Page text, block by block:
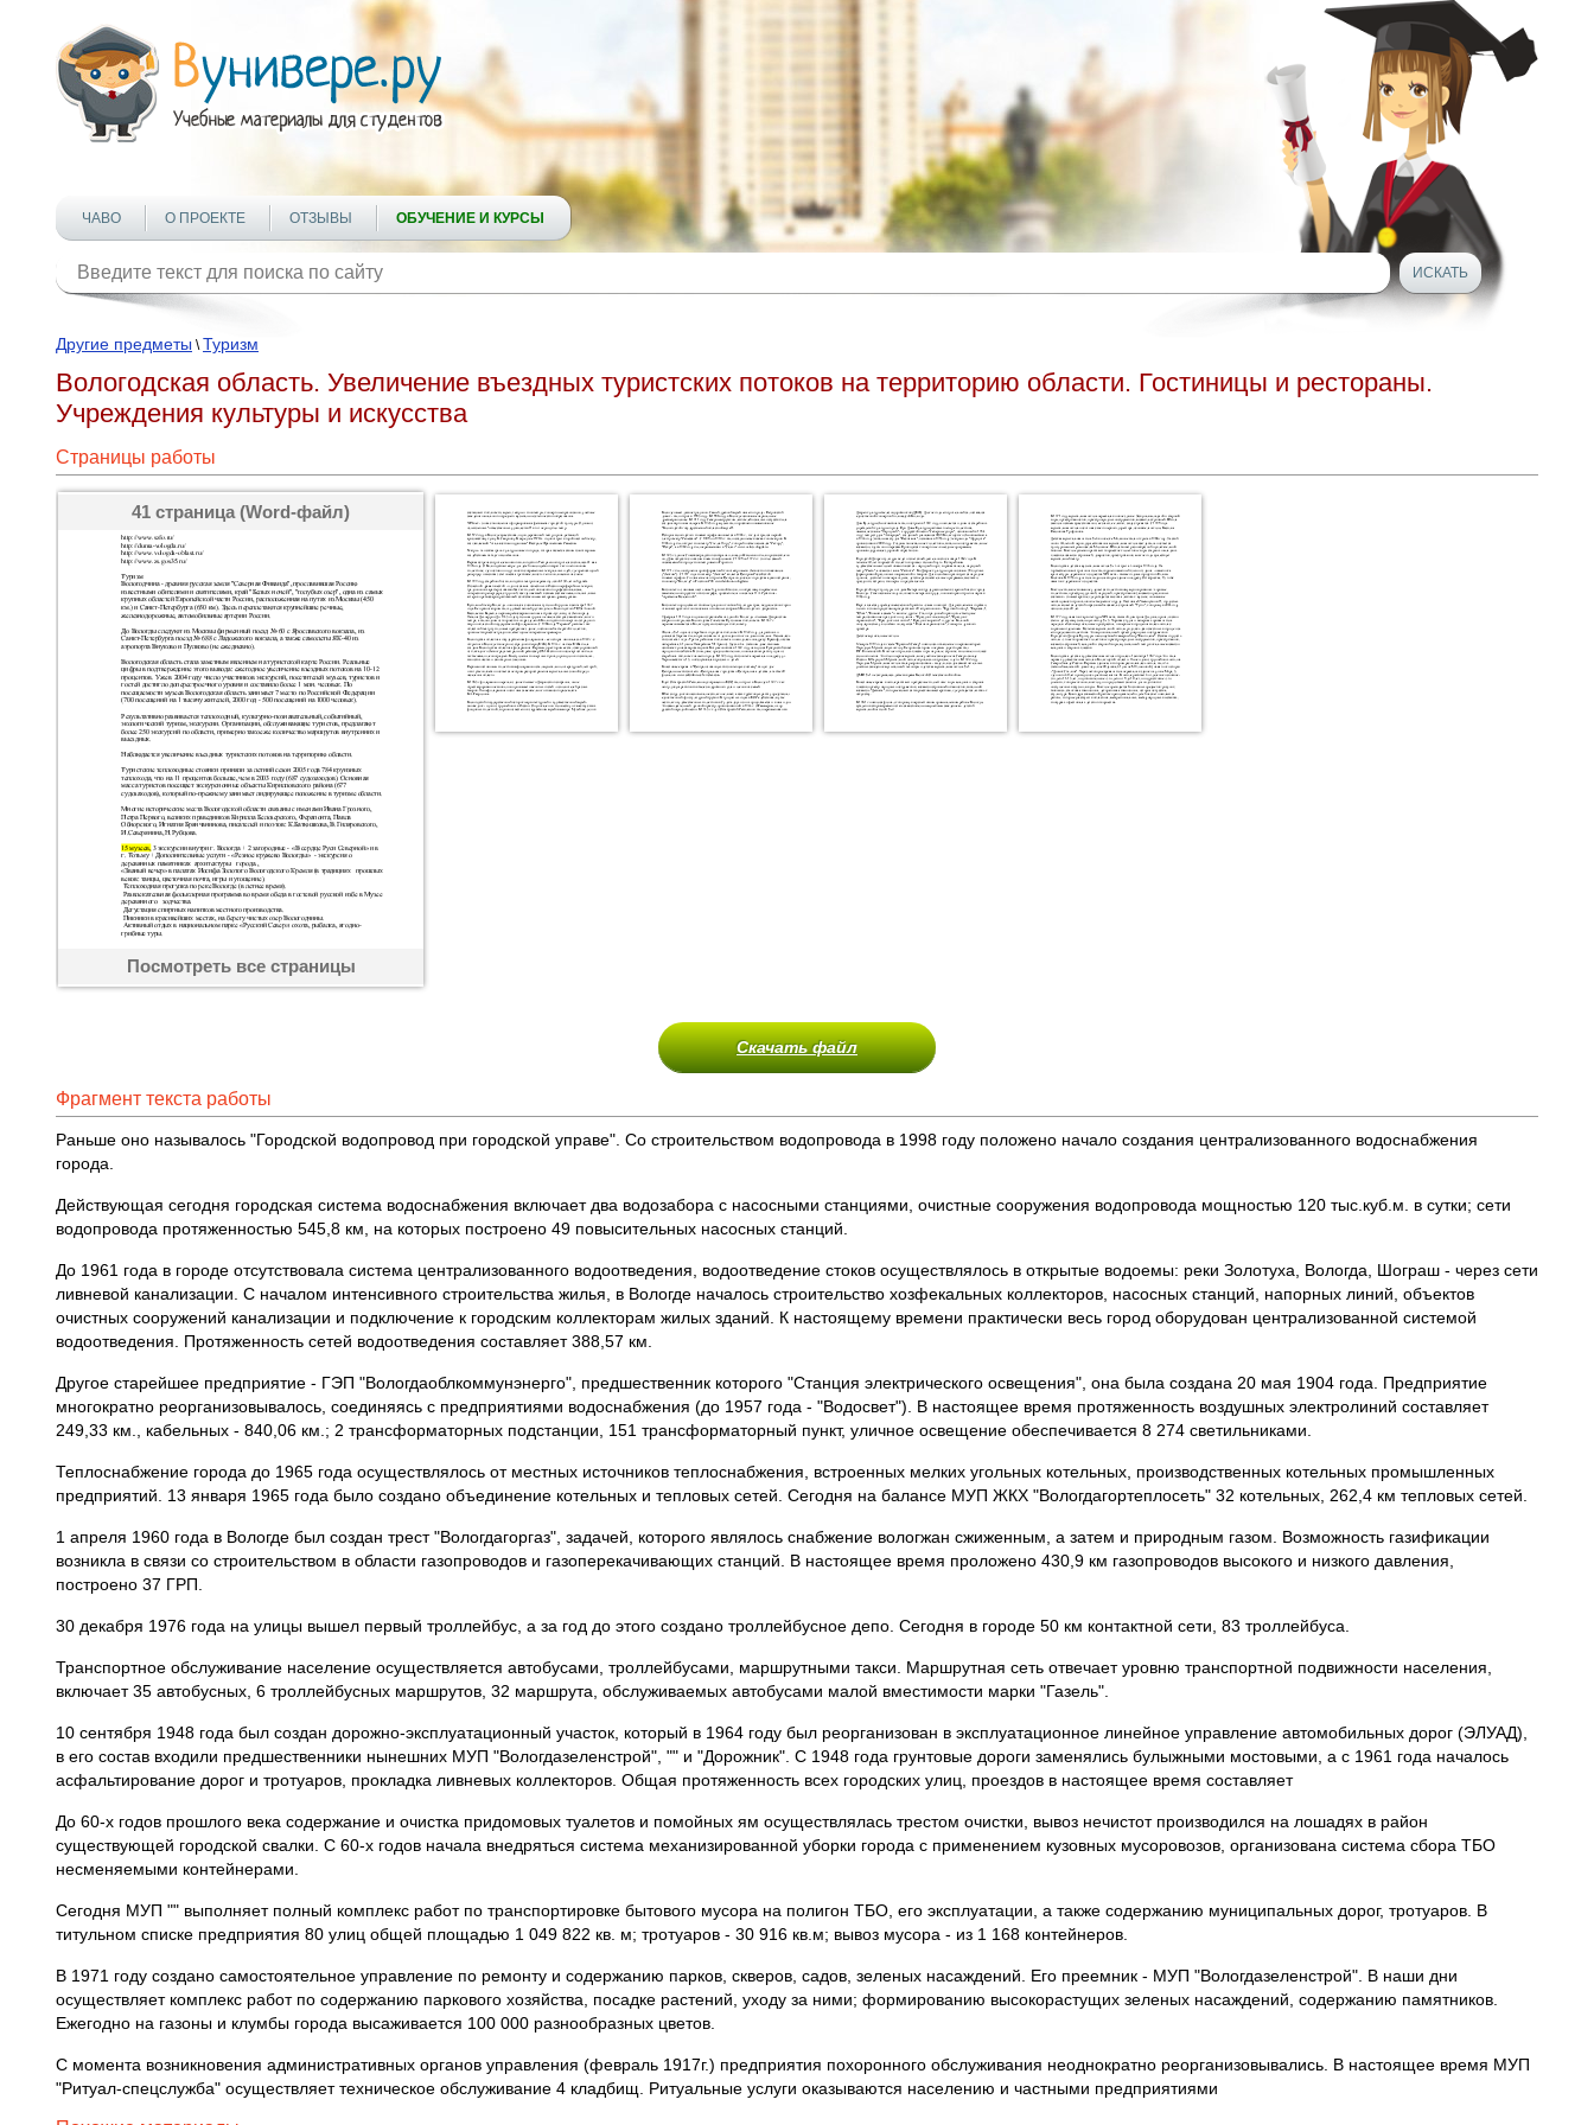
ЧАВО О ПРОЕКТЕ ОТЗЫВЫ ОБУЧЕНИЕ И КУРСЫ
Другие предметы \Туризм
Вологодская область. Увеличение въездных туристских потоков на территорию области. Гостиницы и рестораны.
Учреждения культуры и искусства
Страницы работы
41 страница (Word-файл)
Посмотреть все страницы
Скачать файл
Фрагмент текста работы
Раньше оно называлось "Городской водопровод при городской управе". Со строительством водопровода в 1998 году положено начало создания централизованного водоснабжения
города.
Действующая сегодня городская система водоснабжения включает два водозабора с насосными станциями, очистные сооружения водопровода мощностью 120 тыс.куб.м. в сутки; сети
водопровода протяженностью 545,8 км, на которых построено 49 повысительных насосных станций.
До 1961 года в городе отсутствовала система централизованного водоотведения, водоотведение стоков осуществлялось в открытые водоемы: реки Золотуха, Вологда, Шограш - через сети
ливневой канализации. С началом интенсивного строительства жилья, в Вологде началось строительство хозфекальных коллекторов, насосных станций, напорных линий, объектов
очистных сооружений канализации и подключение к городским коллекторам жилых зданий. К настоящему времени практически весь город оборудован централизованной системой
водоотведения. Протяженность сетей водоотведения составляет 388,57 км.
Другое старейшее предприятие - ГЭП "Вологдаоблкоммунэнерго", предшественник которого "Станция электрического освещения", она была создана 20 мая 1904 года. Предприятие
многократно реорганизовывалось, соединяясь с предприятиями водоснабжения (до 1957 года - "Водосвет"). В настоящее время протяженность воздушных электролиний составляет
249,33 км., кабельных - 840,06 км.; 2 трансформаторных подстанции, 151 трансформаторный пункт, уличное освещение обеспечивается 8 274 светильниками.
Теплоснабжение города до 1965 года осуществлялось от местных источников теплоснабжения, встроенных мелких угольных котельных, производственных котельных промышленных
предприятий. 13 января 1965 года было создано объединение котельных и тепловых сетей. Сегодня на балансе МУП ЖКХ "Вологдагортеплосеть" 32 котельных, 262,4 км тепловых сетей.
1 апреля 1960 года в Вологде был создан трест "Вологдагоргаз", задачей, которого являлось снабжение вологжан сжиженным, а затем и природным газом. Возможность газификации
возникла в связи со строительством в области газопроводов и газоперекачивающих станций. В настоящее время проложено 430,9 км газопроводов высокого и низкого давления,
построено 37 ГРП.
30 декабря 1976 года на улицы вышел первый троллейбус, а за год до этого создано троллейбусное депо. Сегодня в городе 50 км контактной сети, 83 троллейбуса.
Транспортное обслуживание население осуществляется автобусами, троллейбусами, маршрутными такси. Маршрутная сеть отвечает уровню транспортной подвижности населения,
включает 35 автобусных, 6 троллейбусных маршрутов, 32 маршрута, обслуживаемых автобусами малой вместимости марки "Газель".
10 сентября 1948 года был создан дорожно-эксплуатационный участок, который в 1964 году был реорганизован в эксплуатационное линейное управление автомобильных дорог (ЭЛУАД),
в его состав входили предшественники нынешних МУП "Вологдазеленстрой", "" и "Дорожник". С 1948 года грунтовые дороги заменялись булыжными мостовыми, а с 1961 года началось
асфальтирование дорог и тротуаров, прокладка ливневых коллекторов. Общая протяженность всех городских улиц, проездов в настоящее время составляет
До 60-х годов прошлого века содержание и очистка придомовых туалетов и помойных ям осуществлялась трестом очистки, вывоз нечистот производился на лошадях в район
существующей городской свалки. С 60-х годов начала внедряться система механизированной уборки города с применением кузовных мусоровозов, организована система сбора ТБО
несменяемыми контейнерами.
Сегодня МУП "" выполняет полный комплекс работ по транспортировке бытового мусора на полигон ТБО, его эксплуатации, а также содержанию муниципальных дорог, тротуаров. В
титульном списке предприятия 80 улиц общей площадью 1 049 822 кв. м; тротуаров - 30 916 кв.м; вывоз мусора - из 1 168 контейнеров.
В 1971 году создано самостоятельное управление по ремонту и содержанию парков, скверов, садов, зеленых насаждений. Его преемник - МУП "Вологдазеленстрой". В наши дни
осуществляет комплекс работ по содержанию паркового хозяйства, посадке растений, уходу за ними; формированию высокорастущих зеленых насаждений, содержанию памятников.
Ежегодно на газоны и клумбы города высаживается 100 000 разнообразных цветов.
С момента возникновения административных органов управления (февраль 1917г.) предприятия похоронного обслуживания неоднократно реорганизовывались. В настоящее время МУП
"Ритуал-спецслужба" осуществляет техническое обслуживание 4 кладбищ. Ритуальные услуги оказываются населению и частными предприятиями